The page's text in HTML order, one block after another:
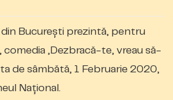
București prezintă, pentru
comedia „Dezbracă-te, vreau să-
de sâmbătă, 1 Februarie 2020,
Național.